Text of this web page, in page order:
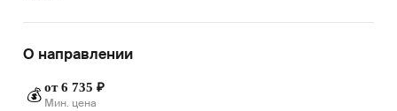
О направлении
💰 от 6 735 ₽
Мин. цена